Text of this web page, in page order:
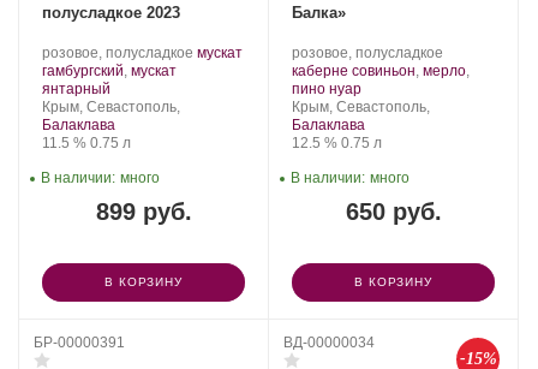
полусладкое 2023
Производитель:
Золотая
Балка.
розовое, полусладкое .мускат
гамбургский, мускат
янтарный
Регион:
Крым, Севастополь,
Балаклава
Крепость
11.5 %. Объем
0.75 л
899 руб.
В наличии: много
В КОРЗИНУ
Балка»
Производитель:
Золотая
Балка.
розовое, полусладкое
Сорт
каберне совиньон, мерло,
пино нуар.
Регион:
Крым, Севастополь,
Балаклава
Крепость
12.5 %. Объем
0.75 л
650 руб.
В наличии: много
В КОРЗИНУ
БР-00000391 ВД-00000034
-15%